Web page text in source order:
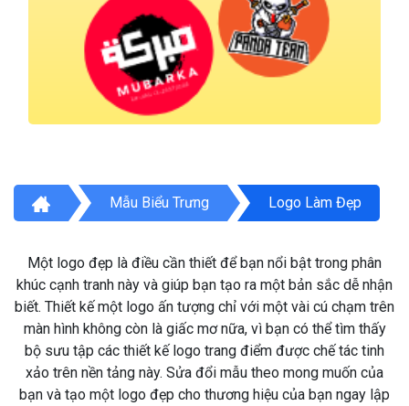
Mẫu Biểu Trưng Logo Làm Đẹp
Một logo đẹp là điều cần thiết để bạn nổi bật trong phân
khúc cạnh tranh này và giúp bạn tạo ra một bản sắc dễ nhận
biết. Thiết kế một logo ấn tượng chỉ với một vài cú chạm trên
màn hình không còn là giấc mơ nữa, vì bạn có thể tìm thấy
bộ sưu tập các thiết kế logo trang điểm được chế tác tinh
xảo trên nền tảng này. Sửa đổi mẫu theo mong muốn của
bạn và tạo một logo đẹp cho thương hiệu của bạn ngay lập